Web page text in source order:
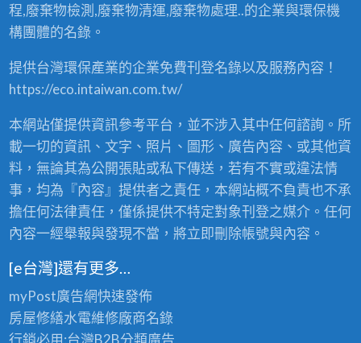
程,廢棄物檢測,廢棄物清運,廢棄物處理..的企業與環保機
構團體的名錄。
提供台灣環保產業的企業免費刊登名錄以及服務內容！
https://eco.intaiwan.com.tw/
本網站僅提供資訊參考平台，並不涉入其中任何諮詢。所
載一切的資訊、文字、照片、圖形、廣告內容、或其他資
料，無論其為公開張貼或私下傳送，若有不實或違法情
事，均為『內容』提供者之責任，本網站概不負責也不承
擔任何法律責任，僅係提供不特定對象刊登之媒介。任何
內容一經舉報與發現不當，將立即刪除帳號與內容。
[e台灣]還有更多…
myPost廣告網快速發佈
房屋修繕水電維修廠商名錄
行銷必用:台灣B2B分類廣告